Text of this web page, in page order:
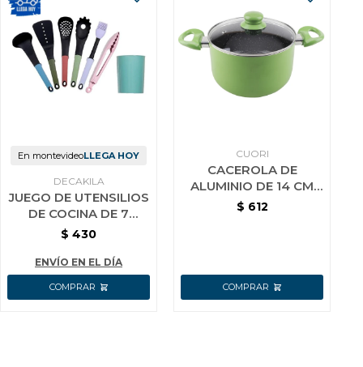
En montevideoLLEGA HOY
DECAKILA
JUEGO DE UTENSILIOS
DE COCINA DE 7
PIEZAS KMTT046B
$ 430
ENVÍO EN EL DÍA
CUORI
CACEROLA DE
ALUMINIO DE 14 CM
CON INTERIOR
$ 612